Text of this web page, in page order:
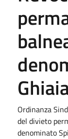
Ordinanza
del divieto
denominato